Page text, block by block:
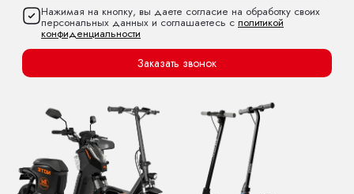
Нажимая на кнопку, вы даете согласие на обработку своих
персональных данных и соглашаетесь с политикой
конфиденциальности
Заказать звонок